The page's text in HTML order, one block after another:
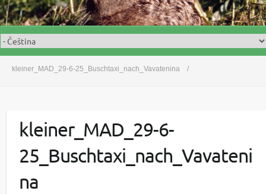
n
t
e
n
kleiner_MAD_29-6-25_Buschtaxi_nach_Vavatenina
kleiner_MAD_29-6-
25_Buschtaxi_nach_Vavateni
na